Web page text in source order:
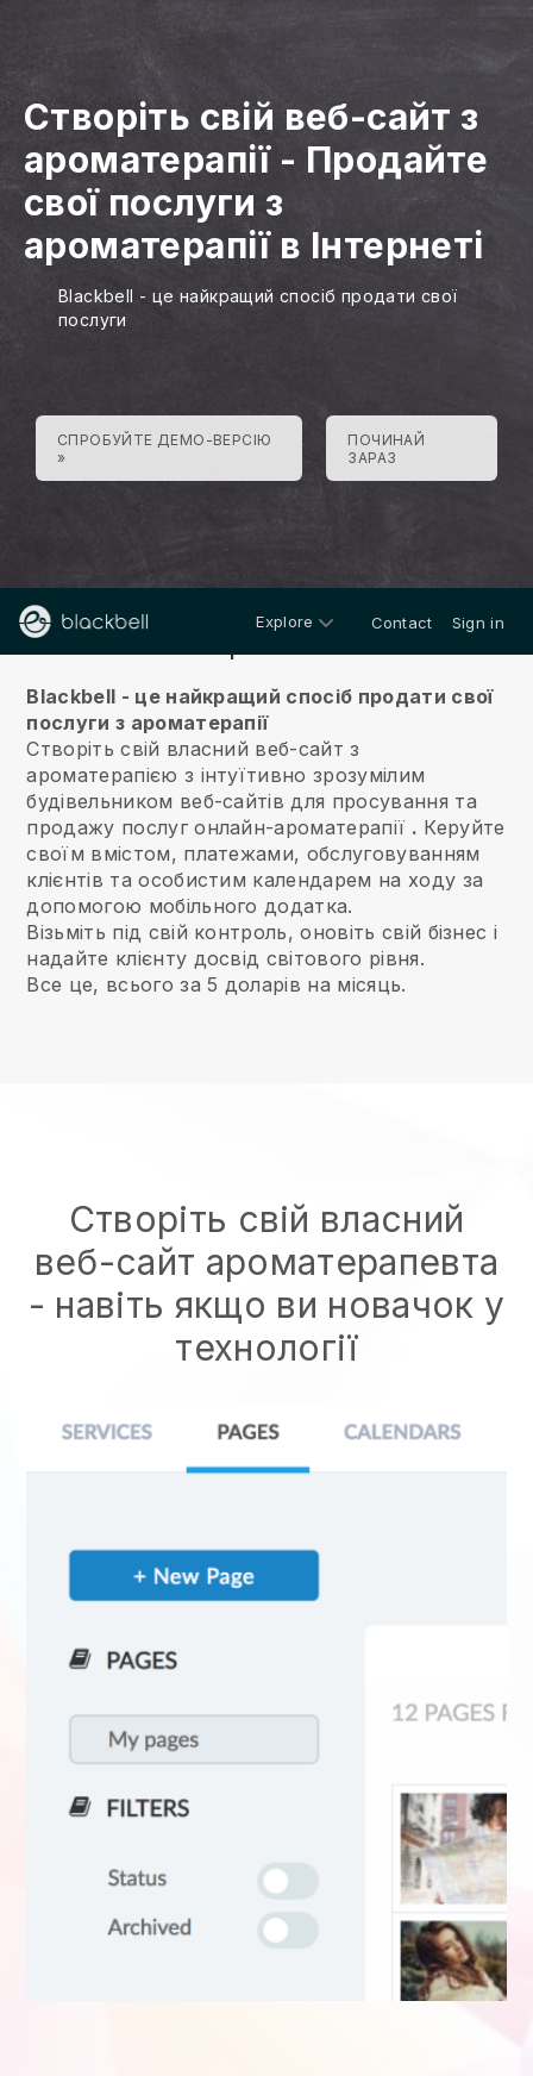
Створіть свій веб-сайт з
ароматерапії- Продайте
свої послуги з
ароматерапії в Інтернеті
Blackbell - це найкращий спосіб продати свої
послуги
СПРОБУЙТЕ ДЕМО-ВЕРСІЮ
»
ПОЧИНАЙ
ЗАРАЗ
Explore Contact Sign in
Blackbell - це найкращий спосіб продати свої
послуги з ароматерапії
Створіть свій власний веб-сайт з
ароматерапією з інтуїтивно зрозумілим
будівельником веб-сайтів для просування та
продажу послуг онлайн-ароматерапії . Керуйте
своїм вмістом, платежами, обслуговуванням
клієнтів та особистим календарем на ходу за
допомогою мобільного додатка.
Візьміть під свій контроль, оновіть свій бізнес і
надайте клієнту досвід світового рівня.
Все це, всього за 5 доларів на місяць.
Створіть свій власний
веб-сайт ароматерапевта
- навіть якщо ви новачок у
технології